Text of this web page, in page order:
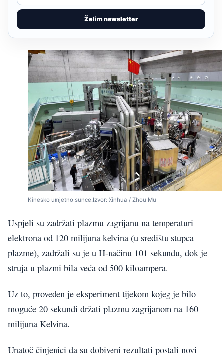
Želim newsletter
Kinesko umjetno sunce.Izvor: Xinhua / Zhou Mu
Uspjeli su zadržati plazmu zagrijanu na temperaturi
elektrona od 120 milijuna kelvina (u središtu stupca
plazme), zadržali su je u H-načinu 101 sekundu, dok je
struja u plazmi bila veća od 500 kiloampera.
Uz to, proveden je eksperiment tijekom kojeg je bilo
moguće 20 sekundi držati plazmu zagrijanom na 160
milijuna Kelvina.
Unatoč činjenici da su dobiveni rezultati postali novi